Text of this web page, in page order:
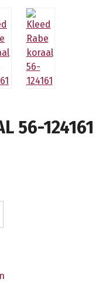
56-124161